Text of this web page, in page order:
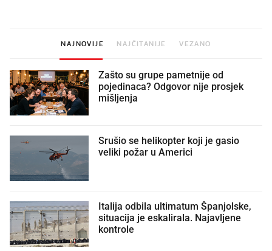
NAJNOVIJE NAJČITANIJE VEZANO
Zašto su grupe pametnije od
pojedinaca? Odgovor nije prosjek
mišljenja
Srušio se helikopter koji je gasio
veliki požar u Americi
Italija odbila ultimatum Španjolske,
situacija je eskalirala. Najavljene
kontrole